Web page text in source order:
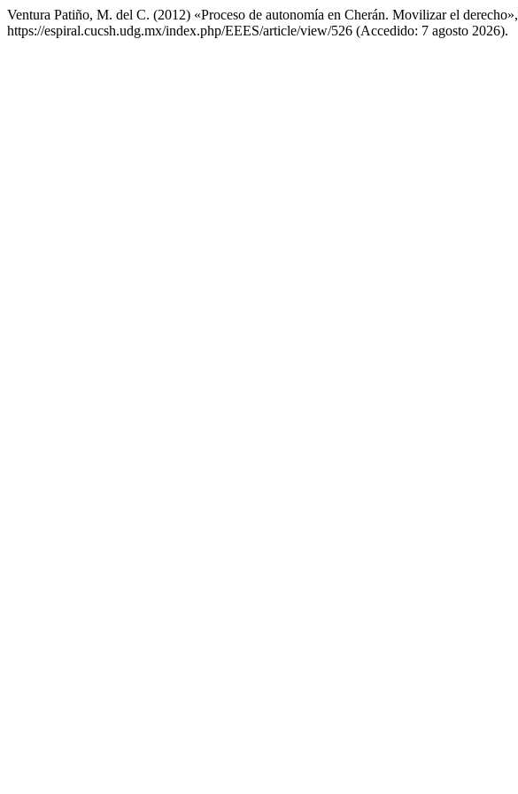
Ventura Patiño, M. del C. (2012) «Proceso de autonomía en Cherán. Movilizar el derecho»,
https://espiral.cucsh.udg.mx/index.php/EEES/article/view/526 (Accedido: 7 agosto 2026).